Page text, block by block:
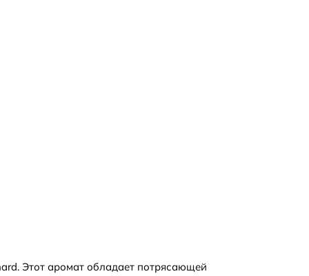
Этот аромат обладает потрясающей